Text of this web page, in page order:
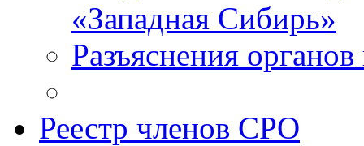
«Западная Сибирь»
Разъяснения
Реестр членов СРО